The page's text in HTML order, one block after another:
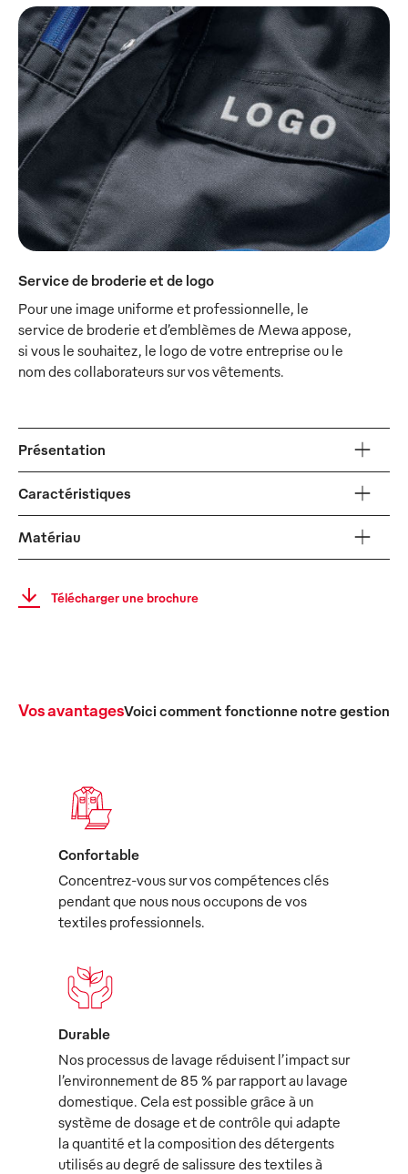
Service de broderie et de logo
Pour une image uniforme et professionnelle, le
service de broderie et d’emblèmes de Mewa appose,
si vous le souhaitez, le logo de votre entreprise ou le
nom des collaborateurs sur vos vêtements.
Présentation
Caractéristiques
Matériau
Télécharger une brochure
Vos avantagesVoici comment fonctionne notre gestion
Confortable
Concentrez-vous sur vos compétences clés
pendant que nous nous occupons de vos
textiles professionnels.
Durable
Nos processus de lavage réduisent l’impact sur
l’environnement de 85 % par rapport au lavage
domestique. Cela est possible grâce à un
système de dosage et de contrôle qui adapte
la quantité et la composition des détergents
utilisés au degré de salissure des textiles à